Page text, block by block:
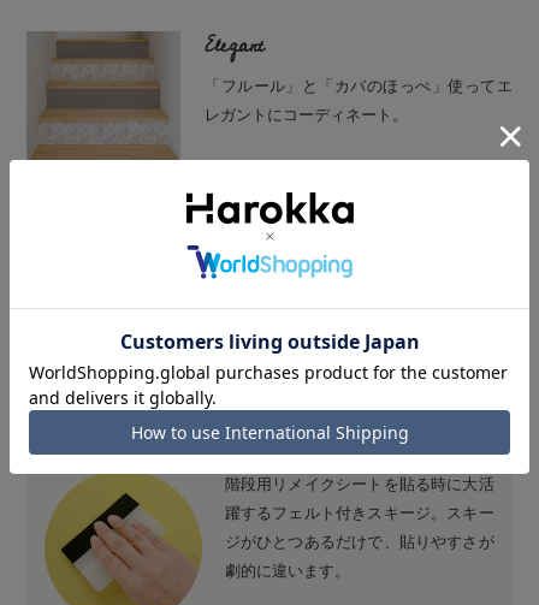
Elegant
「フルール」と「カバのほっぺ」使ってエ
レガントにコーディネート。
Retro
「グロウ」と「スターフルーツ」を使って
レトロにコーディネート。
ひとつは持っておきたい便利な道具
階段用リメイクシートを貼る時に大活
躍するフェルト付きスキージ。スキー
ジがひとつあるだけで、貼りやすさが
劇的に違います。